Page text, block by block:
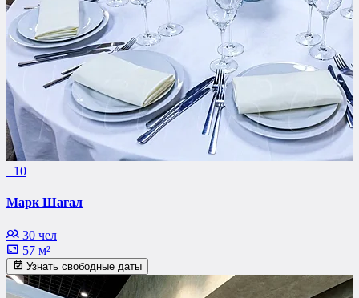
+10
Марк Шагал
30 чел
57 м²
Узнать свободные даты